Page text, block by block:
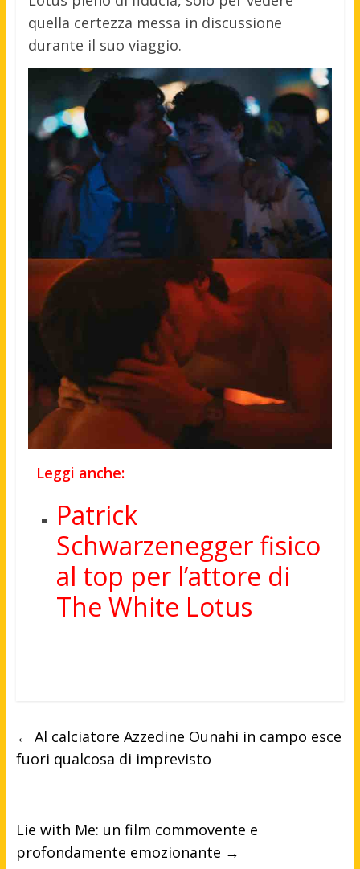
quella certezza messa in discussione
durante il suo viaggio.
Leggi anche:
Patrick
Schwarzenegger fisico
al top per l’attore di
The White Lotus
← Al calciatore Azzedine Ounahi in campo esce
fuori qualcosa di imprevisto
Lie with Me: un film commovente e
profondamente emozionante →